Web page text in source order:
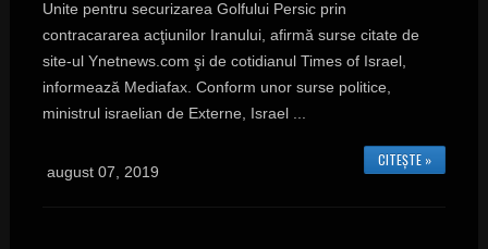
Unite pentru securizarea Golfului Persic prin
contracararea acţiunilor Iranului, afirmă surse citate de
site-ul Ynetnews.com şi de cotidianul Times of Israel,
informează Mediafax. Conform unor surse politice,
ministrul israelian de Externe, Israel ...
CITEȘTE »
august 07, 2019